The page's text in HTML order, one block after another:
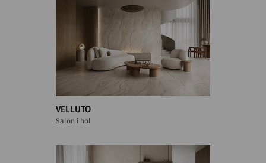
VELLUTO
Salon i hol